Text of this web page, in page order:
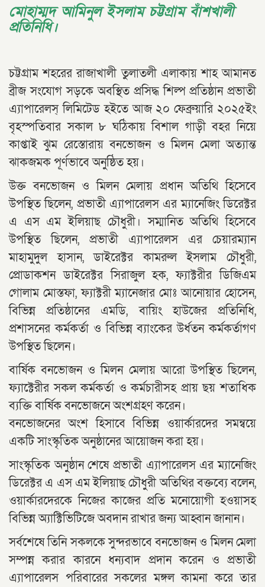
মোহাম্মদ আমিনুল ইসলাম চট্টগ্রাম বাঁশখালী
প্রতিনিধি।
চট্টগ্রাম শহরের রাজাখালী তুলাতলী এলাকায় শাহ আমানত
ব্রীজ সংযোগ সড়কে অবস্থিত প্রসিদ্ধ শিল্প প্রতিষ্ঠান প্রভাতী
এ্যাপারেলস্ লিমিটেড হইতে আজ ২০ ফেব্রুয়ারি ২০২৫ইং
বৃহস্পতিবার সকাল ৮ ঘঠিকায় বিশাল গাড়ী বহর নিয়ে
কাপ্তাই ঝুম রেস্তোরায় বনভোজন ও মিলন মেলা অত্যান্ত
ঝাকজমক পূর্ণভাবে অনুষ্ঠিত হয়।
উক্ত বনভোজন ও মিলন মেলায় প্রধান অতিথি হিসেবে
উপস্থিত ছিলেন, প্রভাতী এ্যাপারেলস এর ম্যানেজিং ডিরেক্টর
এ এস এম ইলিয়াছ চৌধুরী। সম্মানিত অতিথি হিসেবে
উপস্থিত ছিলেন, প্রভাতী এ্যাপারেলস এর চেয়ারম্যান
মাহামুদুল হাসান, ডাইরেক্টর কামরুল ইসলাম চৌধুরী,
প্রোডাকশন ডাইরেক্টর সিরাজুল হক, ফ্যাক্টরীর ডিজিএম
গোলাম মোস্তফা, ফ্যাক্টরী ম্যানেজার মোঃ আনোয়ার হোসেন,
বিভিন্ন প্রতিষ্ঠানের এমডি, বায়িং হাউজের প্রতিনিধি,
প্রশাসনের কর্মকর্তা ও বিভিন্ন ব্যাংকের উর্ধতন কর্মকর্তাগণ
উপস্থিত ছিলেন।
বার্ষিক বনভোজন ও মিলন মেলায় আরো উপস্থিত ছিলেন,
ফ্যাক্টেরীর সকল কর্মকর্তা ও কর্মচারীসহ প্রায় ছয় শতাধিক
ব্যক্তি বার্ষিক বনভোজনে অংশগ্রহণ করেন।
বনভোজনের অংশ হিসাবে বিভিন্ন ওয়ার্কারদের সমন্বয়ে
একটি সাংস্কৃতিক অনুষ্ঠানের আয়োজন করা হয়।
সাংস্কৃতিক অনুষ্ঠান শেষে প্রভাতী এ্যাপারেলস এর ম্যানেজিং
ডিরেক্টর এ এস এম ইলিয়াছ চৌধুরী অতিথির বক্তব্যে বলেন,
ওয়ার্কারদেরকে নিজের কাজের প্রতি মনোয়োগী হওয়াসহ
বিভিন্ন অ্যাক্টিভিটিজে অবদান রাখার জন্য আহ্বান জানান।
সর্বশেষে তিনি সকলকে সুন্দরভাবে বনভোজন ও মিলন মেলা
সম্পন্ন করার কারনে ধন্যবাদ প্রদান করেন ও প্রভাতী
এ্যাপারেলস পরিবারের সকলের মঙ্গল কামনা করে তার